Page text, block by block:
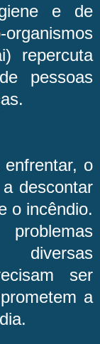
e de
repercuta
pessoas
o
descontar
o incêndio.
ser
a